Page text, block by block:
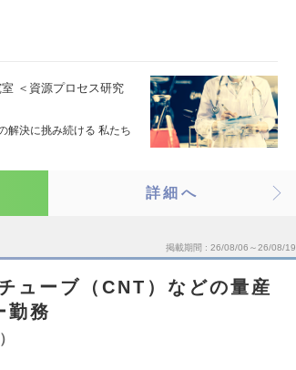
＜資源プロセス研究
解決に挑み続ける 私たち
詳細へ
掲載期間 26/08/06～26/08/19
ューブ（CNT）などの量産
勤務